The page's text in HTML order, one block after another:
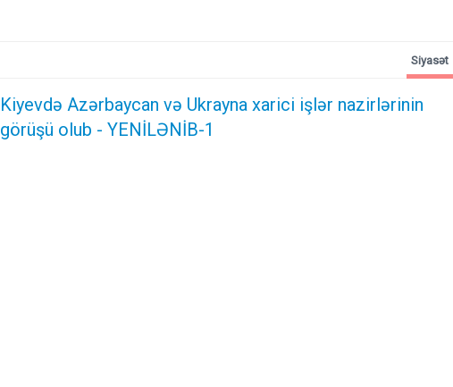
Kiyevdə Azərbaycan və Ukrayna xarici işlər nazirlərinin
görüşü olub - YENİLƏNİB-1
Siyasət